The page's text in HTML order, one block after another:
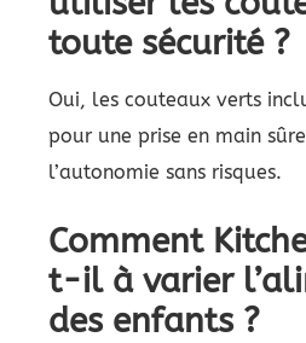
toute sécurité ?
Oui, les couteaux verts
pour une prise en main
l’autonomie sans risques.
Comment
t-il à varier
des enfants ?